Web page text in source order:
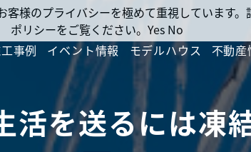
事例 イベント情報 モデルハウス 不動産
を送るには凍
様のプライバシーを極めて重視しています
ポリシーをご覧ください。 Yes No